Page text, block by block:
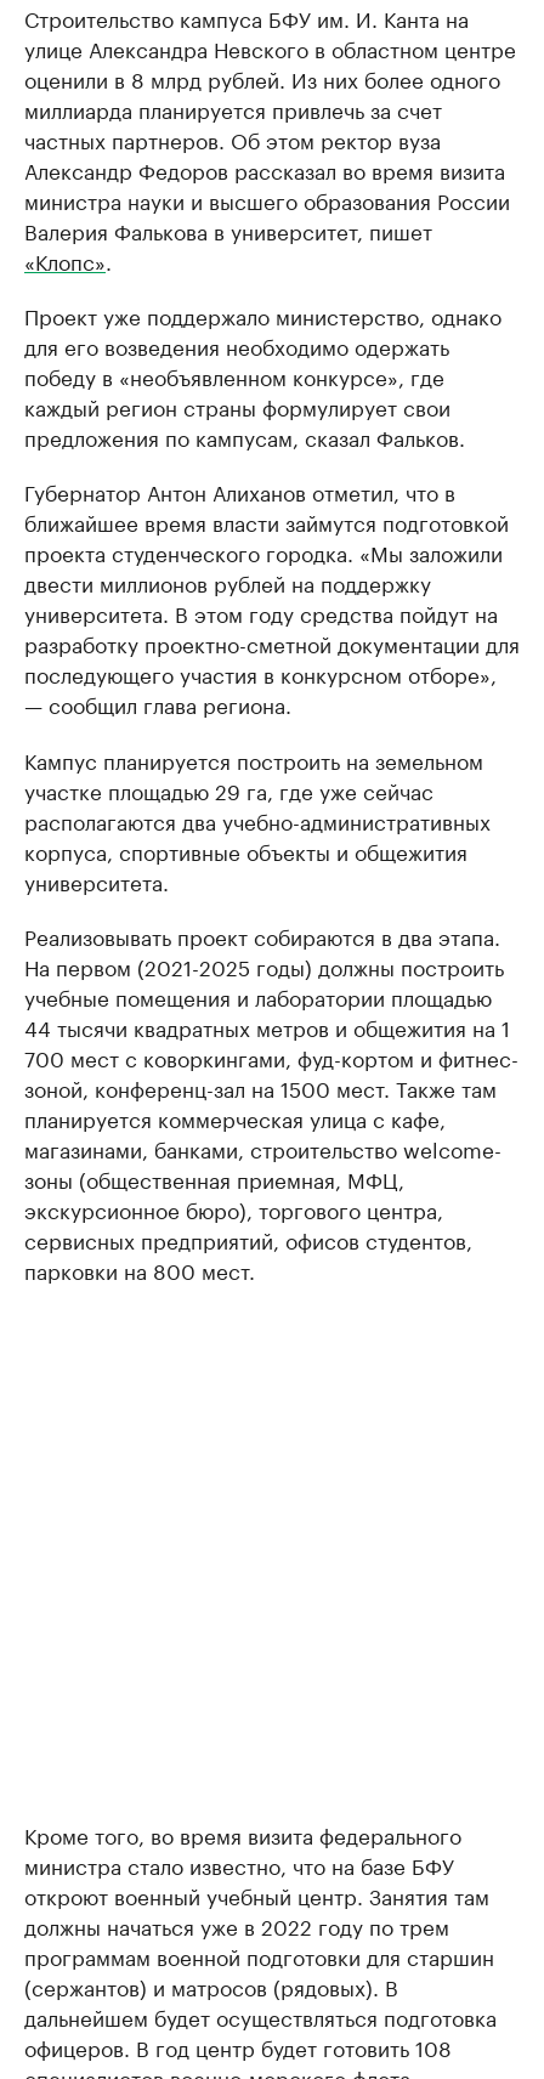
Строительство кампуса БФУ им. И. Канта на
улице Александра Невского в областном центре
оценили в 8 млрд рублей. Из них более одного
миллиарда планируется привлечь за счет
частных партнеров. Об этом ректор вуза
Александр Федоров рассказал во время визита
министра науки и высшего образования России
Валерия Фалькова в университет, пишет
«Клопс»
Проект уже поддержало министерство, однако
для его возведения необходимо одержать
победу в «необъявленном конкурсе», где
каждый регион страны формулирует свои
предложения по кампусам, сказал Фальков.
Губернатор Антон Алиханов отметил, что в
ближайшее время власти займутся подготовкой
проекта студенческого городка. «Мы заложили
двести миллионов рублей на поддержку
университета. В этом году средства пойдут на
разработку проектно-сметной документации для
последующего участия в конкурсном отборе»,
— сообщил глава региона.
Кампус планируется построить на земельном
участке площадью 29 га, где уже сейчас
располагаются два учебно-административных
корпуса, спортивные объекты и общежития
университета.
Реализовывать проект собираются в два этапа.
На первом (2021-2025 годы) должны построить
учебные помещения и лаборатории площадью
44 тысячи квадратных метров и общежития на 1
700 мест с коворкингами, фуд-кортом и фитнес-
зоной, конференц-зал на 1500 мест. Также там
планируется коммерческая улица с кафе,
магазинами, банками, строительство welcome-
зоны (общественная приемная, МФЦ,
экскурсионное бюро), торгового центра,
сервисных предприятий, офисов студентов,
парковки на 800 мест.
Кроме того, во время визита федерального
министра стало известно, что на базе БФУ
откроют военный учебный центр. Занятия там
должны начаться уже в 2022 году по трем
программам военной подготовки для старшин
(сержантов) и матросов (рядовых). В
дальнейшем будет осуществляться подготовка
офицеров. В год центр будет готовить 108